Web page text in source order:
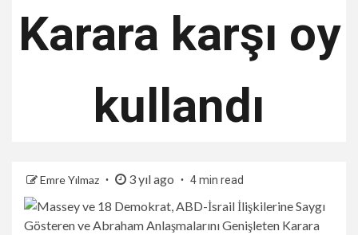
Karara karşı oy
kullandı
Emre Yılmaz 3 yıl ago 4 min read